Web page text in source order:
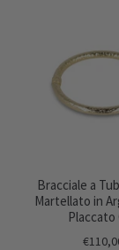
Bracciale a
Martellato in
Placcato